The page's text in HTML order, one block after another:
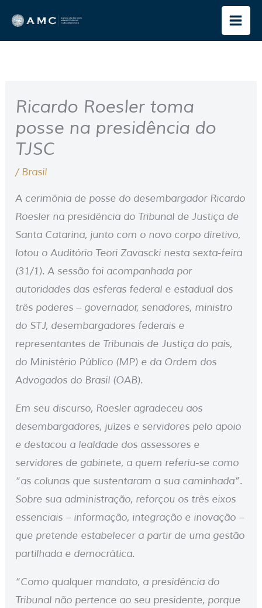
para
o
Ricardo Roesler toma
posse na presidência do
TJSC
/ Brasil
A cerimônia de posse do desembargador Ricardo
Roesler na presidência do Tribunal de Justiça de
Santa Catarina, junto com o novo corpo diretivo,
lotou o Auditório Teori Zavascki nesta sexta-feira
(31/1). A sessão foi acompanhada por
autoridades das esferas federal e estadual dos
três poderes – governador, senadores, ministro
do STJ, desembargadores federais e
representantes de Tribunais de Justiça do país,
do Ministério Público (MP) e da Ordem dos
Advogados do Brasil (OAB).
Em seu discurso, Roesler agradeceu aos
desembargadores, juízes e servidores pelo apoio
e destacou a lealdade dos assessores e
servidores de gabinete, a quem referiu-se como
“as colunas que sustentaram a sua caminhada”.
Sobre sua administração, reforçou os três eixos
essenciais – informação, integração e inovação –
que pretende estabelecer a partir de uma gestão
partilhada e democrática.
“Como qualquer mandato, a presidência do
Tribunal não pertence ao seu presidente, porque